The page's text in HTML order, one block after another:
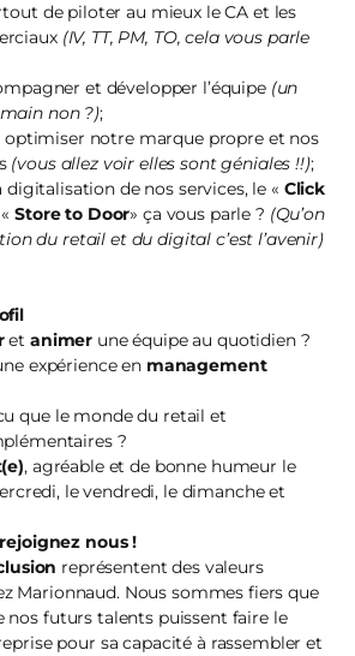
de piloter au mieux le CA et les
(IV, TT, PM, TO, cela vous parle
et développer l’équipe (un
non ?);
notre marque propre et nos
(vous allez voir elles sont géniales !!);
de nos services, le « Click
«Store to Door» ça vous parle ? (Qu’on
du retail et du digital c’est l’avenir)
et animer une équipe au quotidien ?
expérience en management
que le monde du retail et
?
, agréable et de bonne humeur le
le vendredi, le dimanche et
rejoignez nous!
représentent des valeurs
Marionnaud. Nous sommes fiers que
nos futurs talents puissent faire le
pour sa capacité à rassembler et